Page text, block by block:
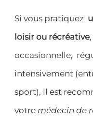
Si vous pratiquez
loisir ou récréative
occasionnelle,
intensivement
sport), il est
votre médecin de